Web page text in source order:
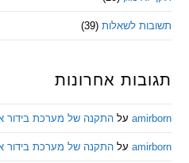
לשאלות (39)
אחרונות
עלהתקנה של מערכת בידור אנדרויד
עלהתקנה של מערכת בידור אנדרויד